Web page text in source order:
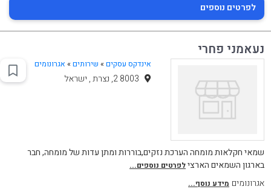
לפרטים נוספים
נעאמני פחרי
אינדקס עסקים » שירותים» אגרונומים
שמאי חקלאות מומחה הערכת נזקים,בוררות ומתן עדות של מומחה, חבר
בארגון השמאים הארצילפרטים נוספים...
אגרונומים מידע נוסף...